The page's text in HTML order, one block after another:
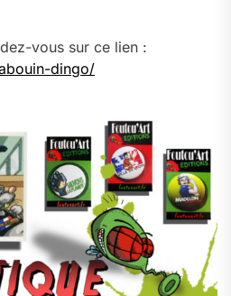
vous sur ce lien :
dingo/